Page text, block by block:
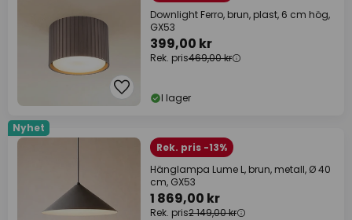
Downlight Ferro, brun, plast, 6 cm hög,
GX53
399,00 kr
Rek. pris469,00 kr
I lager
Nyhet
Rek. pris -13%
Hänglampa Lume L, brun, metall, Ø 40
cm, GX53
1 869,00 kr
Rek. pris2 149,00 kr